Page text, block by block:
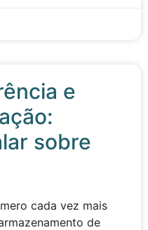
e
sobre
cada vez mais
de